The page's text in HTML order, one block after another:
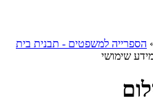
הספרייה למשפטים - תבנית בית
שימושי